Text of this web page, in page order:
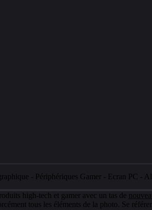
- Périphériques Gamer - Ecran PC -
high-tech et gamer avec un tas de
tous les éléments de la photo. Se